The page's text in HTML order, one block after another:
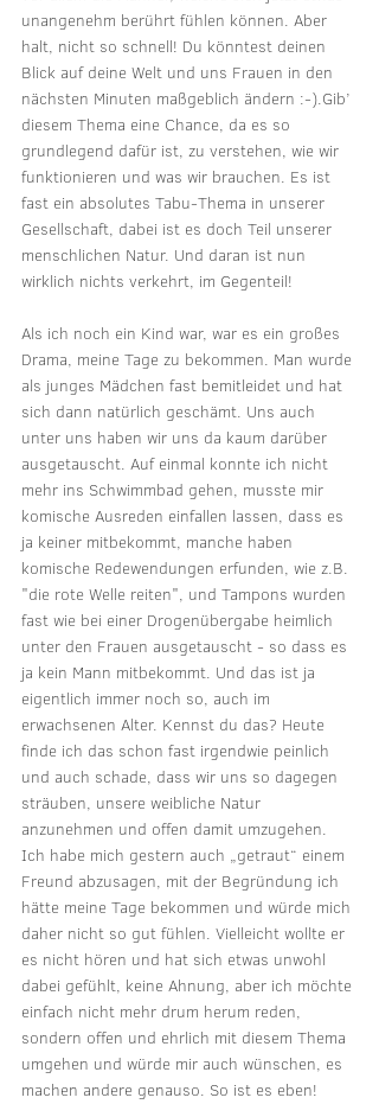
unangenehm berührt fühlen können. Aber
halt, nicht so schnell! Du könntest deinen
Blick auf deine Welt und uns Frauen in den
nächsten Minuten maßgeblich ändern :-).Gib’
diesem Thema eine Chance, da es so
grundlegend dafür ist, zu verstehen, wie wir
funktionieren und was wir brauchen. Es ist
fast ein absolutes Tabu-Thema in unserer
Gesellschaft, dabei ist es doch Teil unserer
menschlichen Natur. Und daran ist nun
wirklich nichts verkehrt, im Gegenteil!
Als ich noch ein Kind war, war es ein großes
Drama, meine Tage zu bekommen. Man wurde
als junges Mädchen fast bemitleidet und hat
sich dann natürlich geschämt. Uns auch
unter uns haben wir uns da kaum darüber
ausgetauscht. Auf einmal konnte ich nicht
mehr ins Schwimmbad gehen, musste mir
komische Ausreden einfallen lassen, dass es
ja keiner mitbekommt, manche haben
komische Redewendungen erfunden, wie z.B.
"die rote Welle reiten", und Tampons wurden
fast wie bei einer Drogenübergabe heimlich
unter den Frauen ausgetauscht - so dass es
ja kein Mann mitbekommt. Und das ist ja
eigentlich immer noch so, auch im
erwachsenen Alter. Kennst du das? Heute
finde ich das schon fast irgendwie peinlich
und auch schade, dass wir uns so dagegen
sträuben, unsere weibliche Natur
anzunehmen und offen damit umzugehen.
Ich habe mich gestern auch „getraut“ einem
Freund abzusagen, mit der Begründung ich
hätte meine Tage bekommen und würde mich
daher nicht so gut fühlen. Vielleicht wollte er
es nicht hören und hat sich etwas unwohl
dabei gefühlt, keine Ahnung, aber ich möchte
einfach nicht mehr drum herum reden,
sondern offen und ehrlich mit diesem Thema
umgehen und würde mir auch wünschen, es
machen andere genauso. So ist es eben!